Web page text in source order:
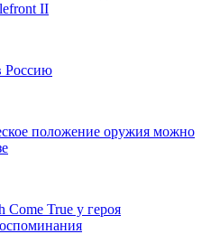
II
Россию
положение оружия можно
Come True у героя